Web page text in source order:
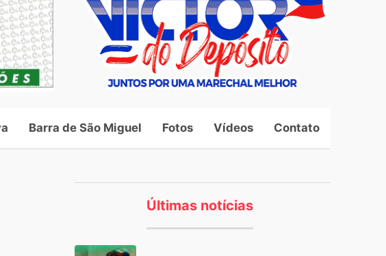
Barra de São Miguel Fotos Vídeos Contato
Últimas notícias